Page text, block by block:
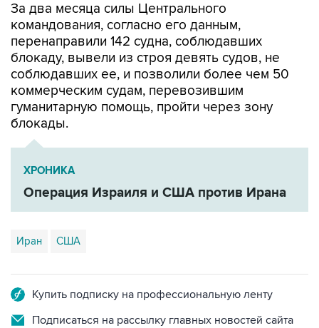
За два месяца силы Центрального
командования, согласно его данным,
перенаправили 142 судна, соблюдавших
блокаду, вывели из строя девять судов, не
соблюдавших ее, и позволили более чем 50
коммерческим судам, перевозившим
гуманитарную помощь, пройти через зону
блокады.
ХРОНИКА
Операция Израиля и США против Ирана
Иран США
Купить подписку на профессиональную ленту
Подписаться на рассылку главных новостей сайта